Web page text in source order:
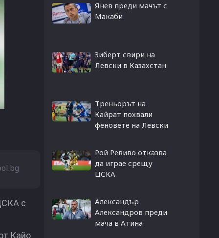
с
Кайо
Янев преди мачът с
Макаби
Зиберт свири на
Левски в Казахстан
Треньорът на
Кайрат похвали
феновете на Левски
Рой Ревиво отказва
да играе срещу
ЦСКА
Александър
Александров преди
мача в Атина